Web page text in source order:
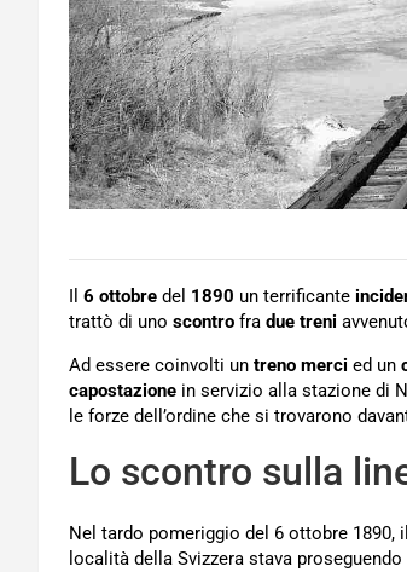
Il 6 ottobre del 1890 un terrificante
trattò di uno scontro fra due treni
Ad essere coinvolti un treno merci ed un
capostazione in servizio alla stazione di
le forze dell’ordine che si trovarono
Lo scontro sulla
Nel tardo pomeriggio del 6 ottobre 1890, il
località della Svizzera stava